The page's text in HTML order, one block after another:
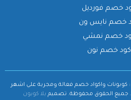
خصم فورديل
خصم نايس ون
خصم نمشي
كود خصم نون
2023 يلا كوبون : كوبونات واكواد خصم فعالة ومجربة علي اشهر
. جميع الحقوق محفوظة. تصميم يلا كوبون